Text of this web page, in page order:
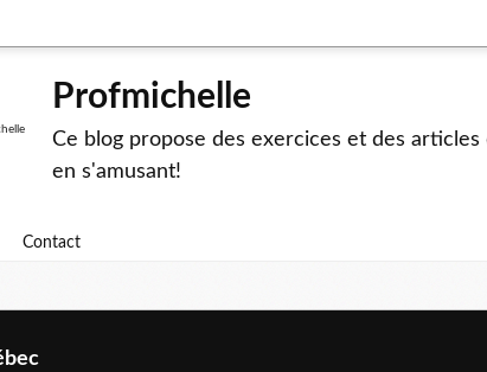
Profmichelle
Ce blog propose des exercices et des
en s'amusant!
Contact